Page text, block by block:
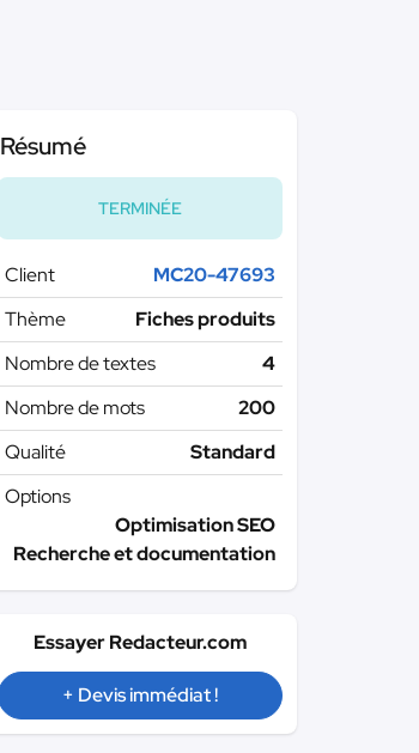
Résumé
TERMINÉE
Client
MC20-47693
Thème
Fiches produits
Nombre de textes
4
Nombre de mots
200
Qualité
Standard
Options
Optimisation SEO
Recherche et documentation
Essayer Redacteur.com
+ Devis immédiat !